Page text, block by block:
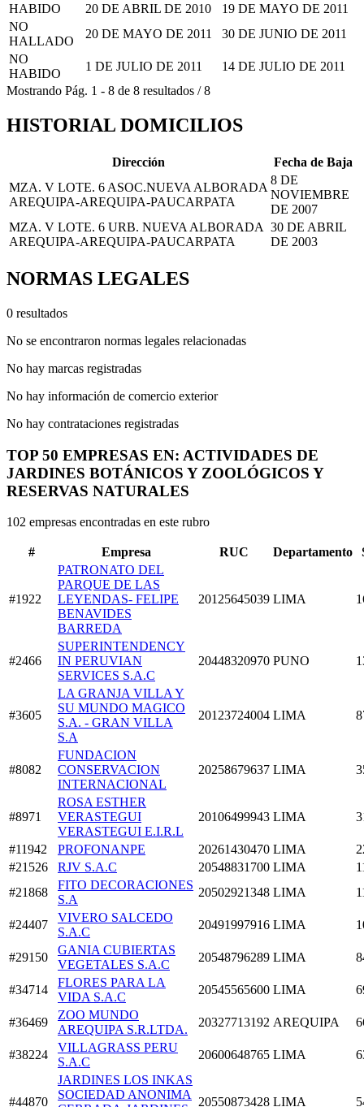
HABIDO
20 DE ABRIL DE 2010
19 DE MAYO DE 2011
NO
HALLADO
20 DE MAYO DE 2011
30 DE JUNIO DE 2011
NO
HABIDO
1 DE JULIO DE 2011
14 DE JULIO DE 2011
Mostrando Pág. 1 - 8 de 8 resultados /8
HISTORIAL DOMICILIOS
Dirección
Fecha de Baja
MZA. V LOTE. 6 ASOC.NUEVA ALBORADA
AREQUIPA-AREQUIPA-PAUCARPATA
8 DE
NOVIEMBRE
DE 2007
MZA. V LOTE. 6 URB. NUEVA ALBORADA
AREQUIPA-AREQUIPA-PAUCARPATA
30 DE ABRIL
DE 2003
NORMAS LEGALES
0 resultados
No se encontraron normas legales relacionadas
No hay marcas registradas
No hay información de comercio exterior
No hay contrataciones registradas
TOP 50 EMPRESAS EN: ACTIVIDADES DE
JARDINES BOTÁNICOS Y ZOOLÓGICOS Y
RESERVAS NATURALES
102 empresas encontradas en este rubro
# Empresa RUC Departamento
#1922
PATRONATO DEL
PARQUE DE LAS
LEYENDAS- FELIPE
BENAVIDES
BARREDA
20125645039 LIMA
#2466
SUPERINTENDENCY
IN PERUVIAN
SERVICES S.A.C
20448320970 PUNO
#3605
LA GRANJA VILLA Y
SU MUNDO MAGICO
S.A. - GRAN VILLA
S.A
20123724004 LIMA
#8082
FUNDACION
CONSERVACION
INTERNACIONAL
20258679637 LIMA
#8971
ROSA ESTHER
VERASTEGUI
VERASTEGUI E.I.R.L
20106499943 LIMA
#11942 PROFONANPE 20261430470 LIMA
#21526
RJV S.A.C 20548831700 LIMA
#21868
FITO DECORACIONES
S.A
20502921348 LIMA
#24407
VIVERO SALCEDO
S.A.C
20491997916 LIMA
#29150
GANIA CUBIERTAS
VEGETALES S.A.C
20548796289 LIMA
#34714
FLORES PARA LA
VIDA S.A.C
20545565600 LIMA
#36469
ZOO MUNDO
AREQUIPA S.R.LTDA.
20327713192 AREQUIPA
#38224
VILLAGRASS PERU
S.A.C
20600648765 LIMA
#44870
JARDINES LOS INKAS
SOCIEDAD ANONIMA
20550873428 LIMA